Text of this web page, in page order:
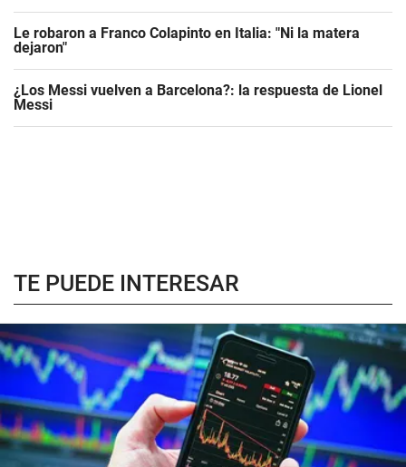
Le robaron a Franco Colapinto en Italia: "Ni la matera
dejaron"
¿Los Messi vuelven a Barcelona?: la respuesta de Lionel
Messi
TE PUEDE INTERESAR